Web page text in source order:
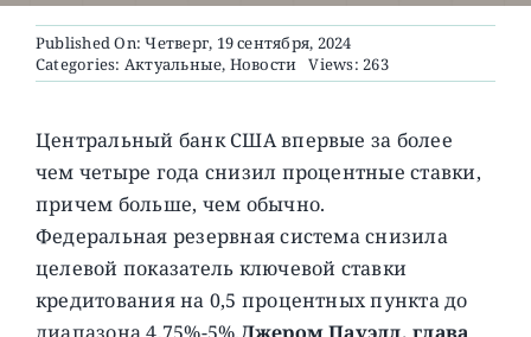
АКТУАЛЬНЫЕ
Published On: Четверг, 19 сентября, 2024
Categories: Актуальные, Новости Views: 263
Центральный банк США впервые за более
чем четыре года снизил процентные ставки,
причем больше, чем обычно.
Федеральная резервная система снизила
целевой показатель ключевой ставки
кредитования на 0,5 процентных пункта до